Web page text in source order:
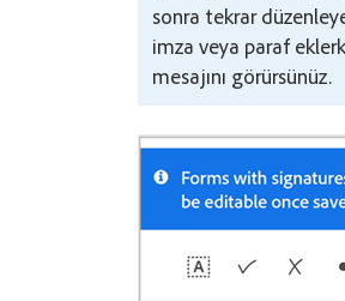
sonra tekrar
imza veya paraf
mesajını görürsünüz.